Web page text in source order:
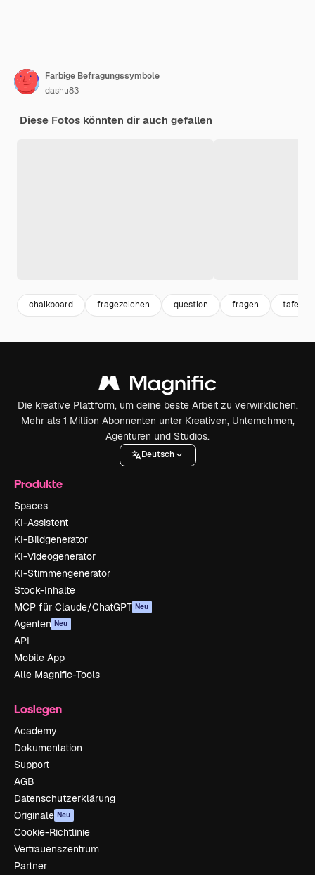
Farbige Befragungssymbole
dashu83
Diese Fotos könnten dir auch gefallen
chalkboard fragezeichen question fragen tafel
Die kreative Plattform, um deine beste Arbeit zu verwirklichen.
Mehr als 1 Million Abonnenten unter Kreativen, Unternehmen,
Agenturen und Studios.
Deutsch
Produkte
Spaces
KI-Assistent
KI-Bildgenerator
KI-Videogenerator
KI-Stimmengenerator
Stock-Inhalte
MCP für Claude/ChatGPT Neu
Agenten Neu
API
Mobile App
Alle Magnific-Tools
Loslegen
Academy
Dokumentation
Support
AGB
Datenschutzerklärung
Originale Neu
Cookie-Richtlinie
Vertrauenszentrum
Partner